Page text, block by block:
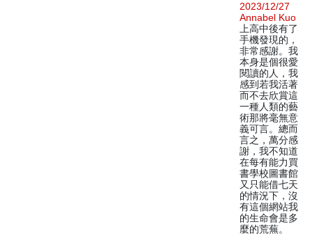
2023/12/27
Annabel Kuo
上高中後有了
手機發現的，
非常感謝。我
本身是個很愛
閱讀的人，我
感到若我活著
而不去欣賞這
一種人類的藝
術那將毫無意
義可言。總而
言之，萬分感
謝，我不知道
在每有能力買
書學校圖書館
又只能借七天
的情況下，沒
有這個網站我
的生命會是多
麼的荒蕪。